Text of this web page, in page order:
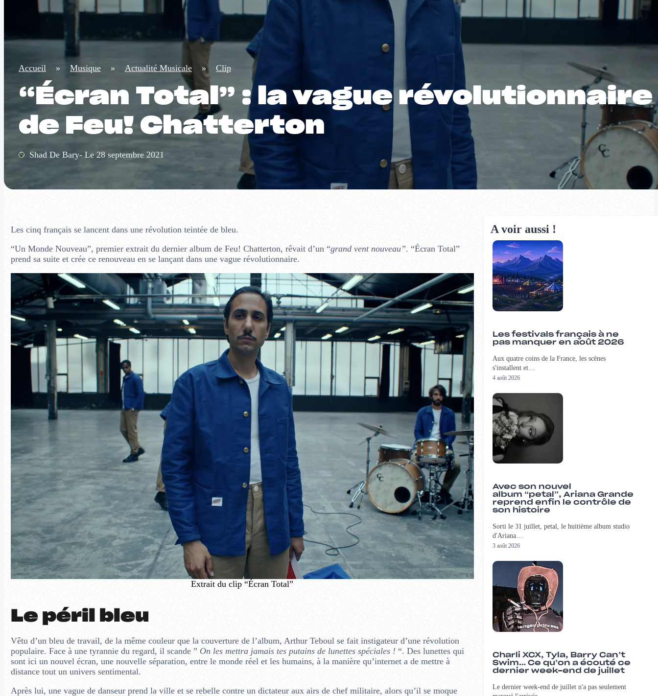
Accueil » Musique » Actualité Musicale » Clip
“Écran Total” : la vague révolutionnaire
de Feu! Chatterton
Shad De Bary- Le 28 septembre 2021
Les cinq français se lancent dans une révolution teintée de bleu.
“Un Monde Nouveau”, premier extrait du dernier album de Feu! Chatterton, rêvait d’un “grand vent nouveau”. “Écran Total”
prend sa suite et crée ce renouveau en se lançant dans une vague révolutionnaire.
Extrait du clip “Écran Total”
Le péril bleu
Vêtu d’un bleu de travail, de la même couleur que la couverture de l’album, Arthur Teboul se fait instigateur d’une révolution
populaire. Face à une tyrannie du regard, il scande ” On les mettra jamais tes putains de lunettes spéciales ! “. Des lunettes qui
sont ici un nouvel écran, une nouvelle séparation, entre le monde réel et les humains, à la manière qu’internet a de mettre à
distance tout un univers sentimental.
Après lui, une vague de danseur prend la ville et se rebelle contre un dictateur aux airs de chef militaire, alors qu’il se moque
A voir aussi !
Les festivals français à ne
pas manquer en août 2026
Aux quatre coins de la France, les scènes
s'installent et…
4 août 2026
Avec son nouvel
album “petal”, Ariana Grande
reprend enfin le contrôle de
son histoire
Sorti le 31 juillet, petal, le huitième album studio
d'Ariana…
3 août 2026
Charli XCX, Tyla, Barry Can’t
Swim… Ce qu’on a écouté ce
dernier week-end de juillet
Le dernier week-end de juillet n'a pas seulement